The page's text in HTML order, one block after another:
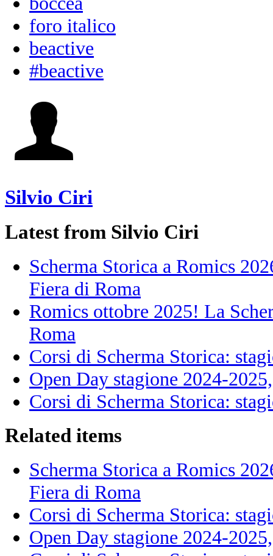
foro italico
beactive
#beactive
Silvio Ciri
Latest from Silvio Ciri
Scherma Storica a Romics
Fiera di Roma
Romics ottobre 2025! La
Roma
Corsi di Scherma Storica:
Open Day stagione 2024-
Corsi di Scherma Storica:
Related items
Scherma Storica a Romics
Fiera di Roma
Corsi di Scherma Storica:
Open Day stagione 2024-